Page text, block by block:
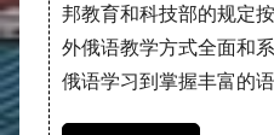
邦教育和科技部的规定
外俄语教学方式全面和
俄语学习到掌握丰富的